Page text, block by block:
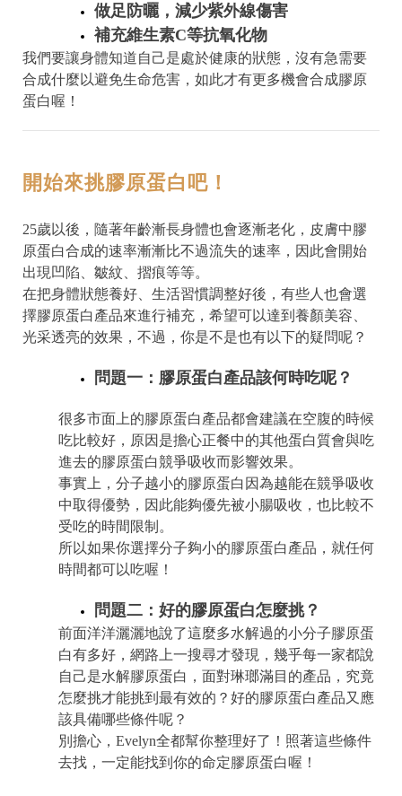
做足防曬，減少紫外線傷害
補充維生素C等抗氧化物
我們要讓身體知道自己是處於健康的狀態，沒有急需要
合成什麼以避免生命危害，如此才有更多機會合成膠原
蛋白喔！
開始來挑膠原蛋白吧！
25歲以後，隨著年齡漸長身體也會逐漸老化，皮膚中膠
原蛋白合成的速率漸漸比不過流失的速率，因此會開始
出現凹陷、皺紋、摺痕等等。
在把身體狀態養好、生活習慣調整好後，有些人也會選
擇膠原蛋白產品來進行補充，希望可以達到養顏美容、
光采透亮的效果，不過，你是不是也有以下的疑問呢？
問題一：膠原蛋白產品該何時吃呢？
很多市面上的膠原蛋白產品都會建議在空腹的時候
吃比較好，原因是擔心正餐中的其他蛋白質會與吃
進去的膠原蛋白競爭吸收而影響效果。
事實上，分子越小的膠原蛋白因為越能在競爭吸收
中取得優勢，因此能夠優先被小腸吸收，也比較不
受吃的時間限制。
所以如果你選擇分子夠小的膠原蛋白產品，就任何
時間都可以吃喔！
問題二：好的膠原蛋白怎麼挑？
前面洋洋灑灑地說了這麼多水解過的小分子膠原蛋
白有多好，網路上一搜尋才發現，幾乎每一家都說
自己是水解膠原蛋白，面對琳瑯滿目的產品，究竟
怎麼挑才能挑到最有效的？好的膠原蛋白產品又應
該具備哪些條件呢？
別擔心，Evelyn全都幫你整理好了！照著這些條件
去找，一定能找到你的命定膠原蛋白喔！